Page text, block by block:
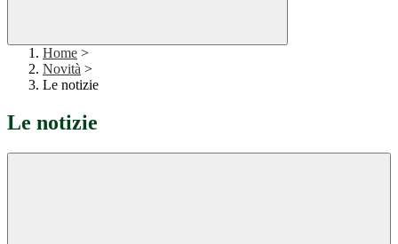
Home >
Novità >
Le notizie
Le notizie